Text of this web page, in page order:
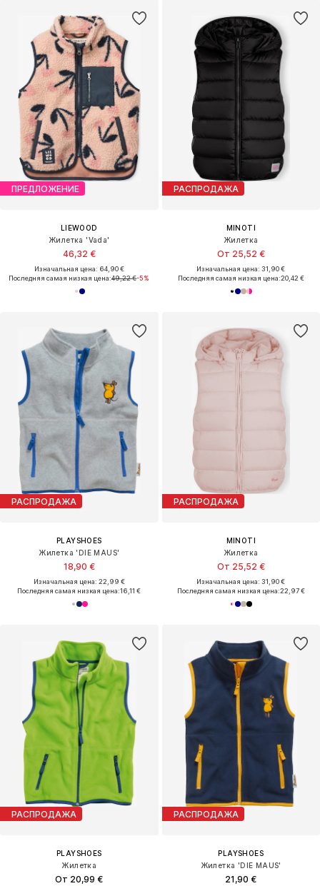
ПРЕДЛОЖЕНИЕ
LIEWOOD
Жилетка 'Vada'
46,32 €
Изначальная цена: 64,90 €
Последняя самая низкая цена:49,22 €-5%
РАСПРОДАЖА
MINOTI
Жилетка
От 25,52 €
Изначальная цена: 31,90 €
Последняя самая низкая цена:20,42 €
РАСПРОДАЖА
PLAYSHOES
Жилетка 'DIE MAUS'
18,90 €
Изначальная цена: 22,99 €
Последняя самая низкая цена:16,11 €
РАСПРОДАЖА
MINOTI
Жилетка
От 25,52 €
Изначальная цена: 31,90 €
Последняя самая низкая цена:22,97 €
РАСПРОДАЖА
PLAYSHOES
Жилетка
От 20,99 €
РАСПРОДАЖА
PLAYSHOES
Жилетка 'DIE MAUS'
21,90 €